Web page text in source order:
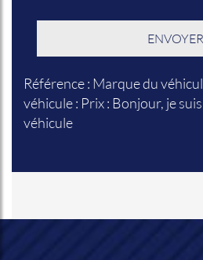
Référence : Marque du
véhicule : Prix : Bonjour, je
véhicule